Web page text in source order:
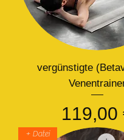
vergünstigte
Precio
119,00
+ Datei